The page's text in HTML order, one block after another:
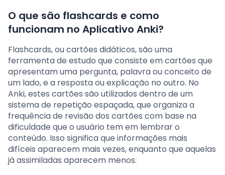
O que são flashcards e como
funcionam no Aplicativo Anki?
Flashcards, ou cartões didáticos, são uma
ferramenta de estudo que consiste em cartões que
apresentam uma pergunta, palavra ou conceito de
um lado, e a resposta ou explicação no outro. No
Anki, estes cartões são utilizados dentro de um
sistema de repetição espaçada, que organiza a
frequência de revisão dos cartões com base na
dificuldade que o usuário tem em lembrar o
conteúdo. Isso significa que informações mais
difíceis aparecem mais vezes, enquanto que aquelas
já assimiladas aparecem menos.